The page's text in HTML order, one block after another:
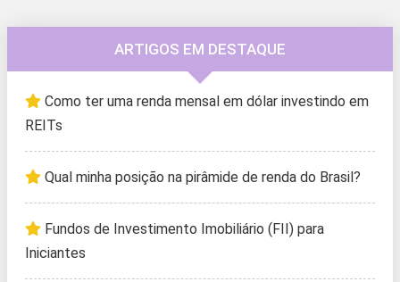
ARTIGOS EM DESTAQUE
Como ter uma renda mensal em dólar investindo em
REITs
Qual minha posição na pirâmide de renda do Brasil?
Fundos de Investimento Imobiliário (FII) para
Iniciantes